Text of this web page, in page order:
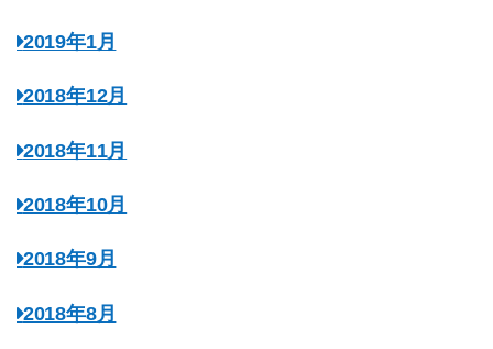
2019年1月
2018年12月
2018年11月
2018年10月
2018年9月
2018年8月